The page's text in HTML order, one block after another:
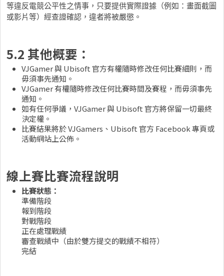
等違反電競公平性之情事，只要提供實際證據（例如：畫面截圖
或影片等）經查證確認，違者將被嚴懲。
5.2 其他概要：
VJGamer 與 Ubisoft 官方有權隨時修改任何比賽細則，而
毋須事先通知。
VJGamer 有權隨時修改任何比賽時間及賽程，而毋須事先
通知。
如有任何爭議，VJGamer 與 Ubisoft 官方將保留一切最終
決定權。
比賽結果將於 VJGamers、Ubisoft 官方 Facebook 專頁或
活動網站上公佈。
線上賽比賽流程說明
比賽狀態：
準備階段
報到階段
對戰階段
正在處理戰績
審查戰績中（由於雙方提交的戰績不相符）
完結